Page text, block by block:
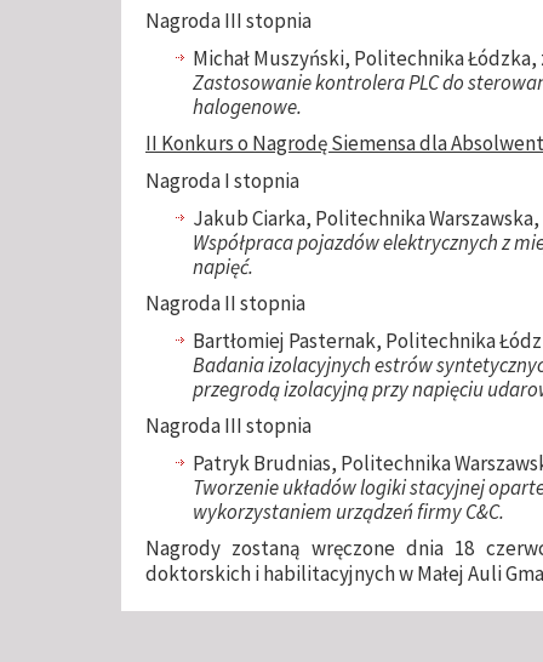
Nagroda III stopnia
Michał Muszyński, Politechnika
Zastosowanie kontrolera PLC do
halogenowe.
II Konkurs o Nagrodę Siemensa dla
Nagroda I stopnia
Jakub Ciarka, Politechnika
Współpraca pojazdów elektrycznych z
napięć.
Nagroda II stopnia
Bartłomiej Pasternak, Politechnika
Badania izolacyjnych estrów
przegrodą izolacyjną przy napięciu
Nagroda III stopnia
Patryk Brudnias, Politechnika
Tworzenie układów logiki stacyjnej
wykorzystaniem urządzeń firmy C&C.
Nagrody zostaną wręczone dnia 18
doktorskich i habilitacyjnych w Małej Auli